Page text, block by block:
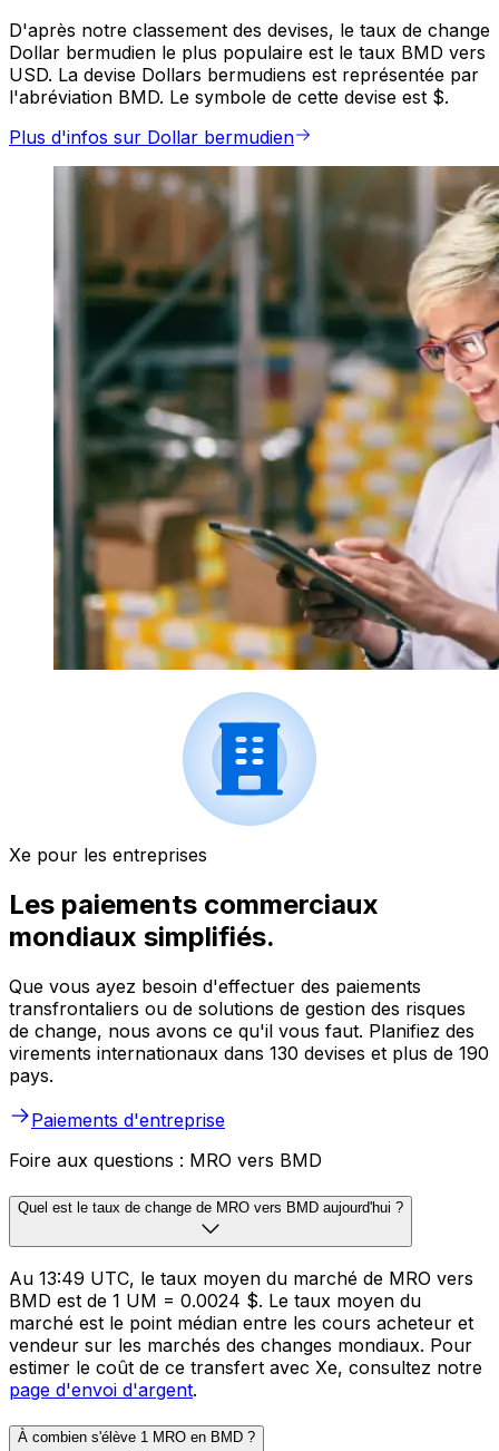
D'après notre classement des devises, le taux de change
Dollar bermudien le plus populaire est le taux BMD vers
USD. La devise Dollars bermudiens est représentée par
l'abréviation BMD. Le symbole de cette devise est $.
Plus d'infos sur Dollar bermudien
Xe pour les entreprises
Les paiements commerciaux
mondiaux simplifiés.
Que vous ayez besoin d'effectuer des paiements
transfrontaliers ou de solutions de gestion des risques
de change, nous avons ce qu'il vous faut. Planifiez des
virements internationaux dans 130 devises et plus de 190
pays.
Paiements d'entreprise
Foire aux questions : MRO vers BMD
Quel est le taux de change de MRO vers BMD aujourd'hui ?
Au 13:49 UTC, le taux moyen du marché de MRO vers
BMD est de 1 UM = 0.0024 $. Le taux moyen du
marché est le point médian entre les cours acheteur et
vendeur sur les marchés des changes mondiaux. Pour
estimer le coût de ce transfert avec Xe, consultez notre
page d'envoi d'argent.
À combien s'élève 1 MRO en BMD ?